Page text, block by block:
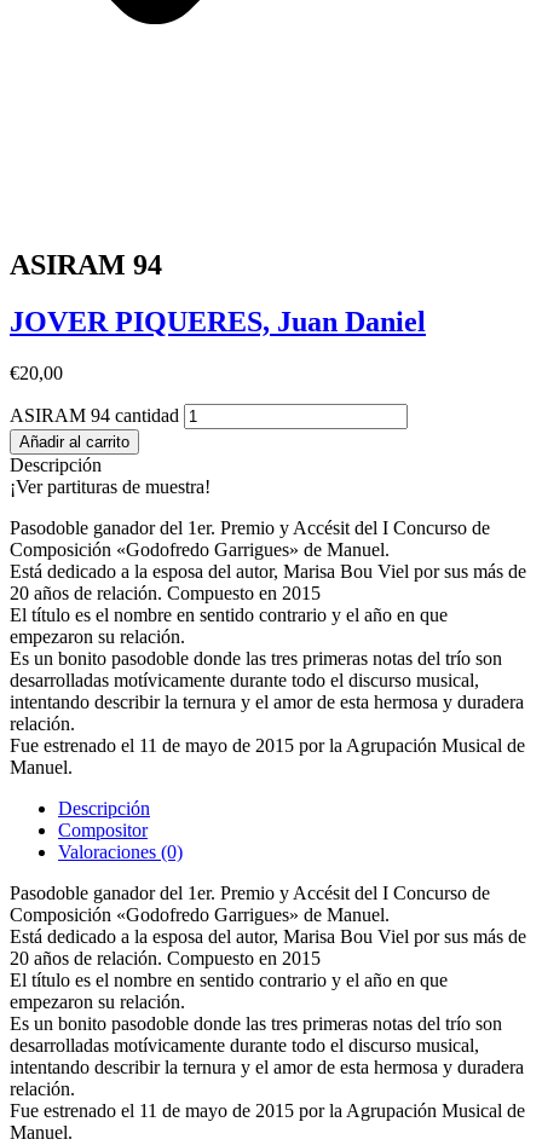
ASIRAM 94
JOVER PIQUERES, Juan Daniel
€20,00
ASIRAM 94 cantidad
Añadir al carrito
Descripción
¡Ver partituras de muestra!
Pasodoble ganador del 1er. Premio y Accésit del I Concurso de
Composición «Godofredo Garrigues» de Manuel.
Está dedicado a la esposa del autor, Marisa Bou Viel por sus más de
20 años de relación. Compuesto en 2015
El título es el nombre en sentido contrario y el año en que
empezaron su relación.
Es un bonito pasodoble donde las tres primeras notas del trío son
desarrolladas motívicamente durante todo el discurso musical,
intentando describir la ternura y el amor de esta hermosa y duradera
relación.
Fue estrenado el 11 de mayo de 2015 por la Agrupación Musical de
Manuel.
Descripción
Compositor
Valoraciones (0)
Pasodoble ganador del 1er. Premio y Accésit del I Concurso de
Composición «Godofredo Garrigues» de Manuel.
Está dedicado a la esposa del autor, Marisa Bou Viel por sus más de
20 años de relación. Compuesto en 2015
El título es el nombre en sentido contrario y el año en que
empezaron su relación.
Es un bonito pasodoble donde las tres primeras notas del trío son
desarrolladas motívicamente durante todo el discurso musical,
intentando describir la ternura y el amor de esta hermosa y duradera
relación.
Fue estrenado el 11 de mayo de 2015 por la Agrupación Musical de
Manuel.